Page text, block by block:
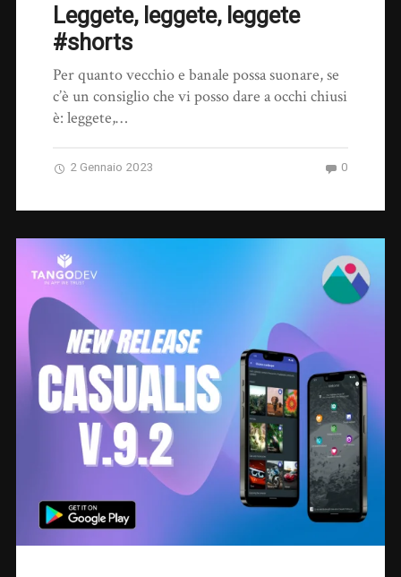
Leggete, leggete, leggete
#shorts
Per quanto vecchio e banale possa suonare, se
c’è un consiglio che vi posso dare a occhi chiusi
è: leggete,…
2 Gennaio 2023 0